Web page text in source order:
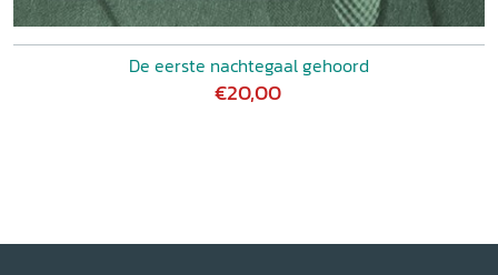
De eerste nachtegaal gehoord
€20,00